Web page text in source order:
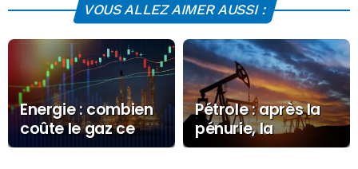
VOUS ALLEZ AIMER AUSSI :
Energie : combien
coûte le gaz ce
Mercredi 11 mars
Pétrole : après la
pénurie, la
menace d’une